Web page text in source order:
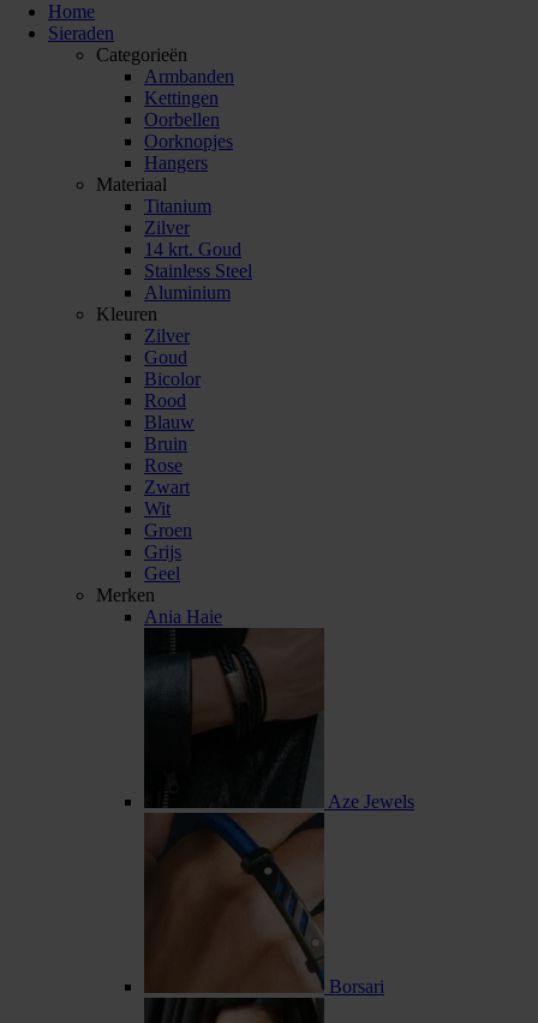
Home
Sieraden
Categorieën
Armbanden
Kettingen
Oorbellen
Oorknopjes
Hangers
Materiaal
Titanium
Zilver
14 krt. Goud
Stainless Steel
Aluminium
Kleuren
Zilver
Goud
Bicolor
Rood
Blauw
Bruin
Rose
Zwart
Wit
Groen
Grijs
Geel
Merken
Ania Haie
Aze Jewels
Borsari